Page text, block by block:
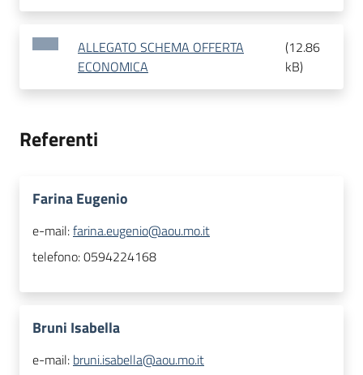
ALLEGATO SCHEMA OFFERTA
ECONOMICA
(12.86
kB)
Referenti
Farina Eugenio
e-mail:farina.eugenio@aou.mo.it
telefono:0594224168
Bruni Isabella
e-mail: bruni.isabella@aou.mo.it